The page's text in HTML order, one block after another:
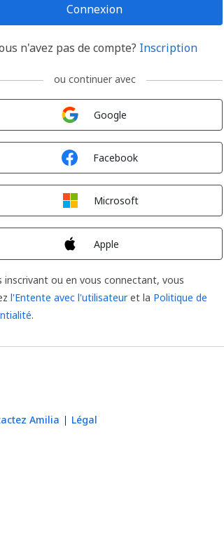
Connexion
n'avez pas de compte? Inscription
ou continuer avec
Google
Facebook
Microsoft
Apple
inscrivant ou en vous connectant, vous
l'Entente avec l'utilisateuret la Politique de
.
Amilia Légal